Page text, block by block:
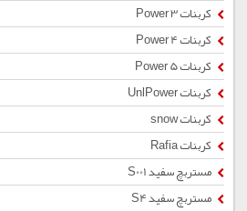
کربنات Power 3
کربنات Power 4
کربنات Power 5
کربنات UnlPower
کربنات snow
کربنات Rafia
مستربچ سفید S001
مستربچ سفید S4